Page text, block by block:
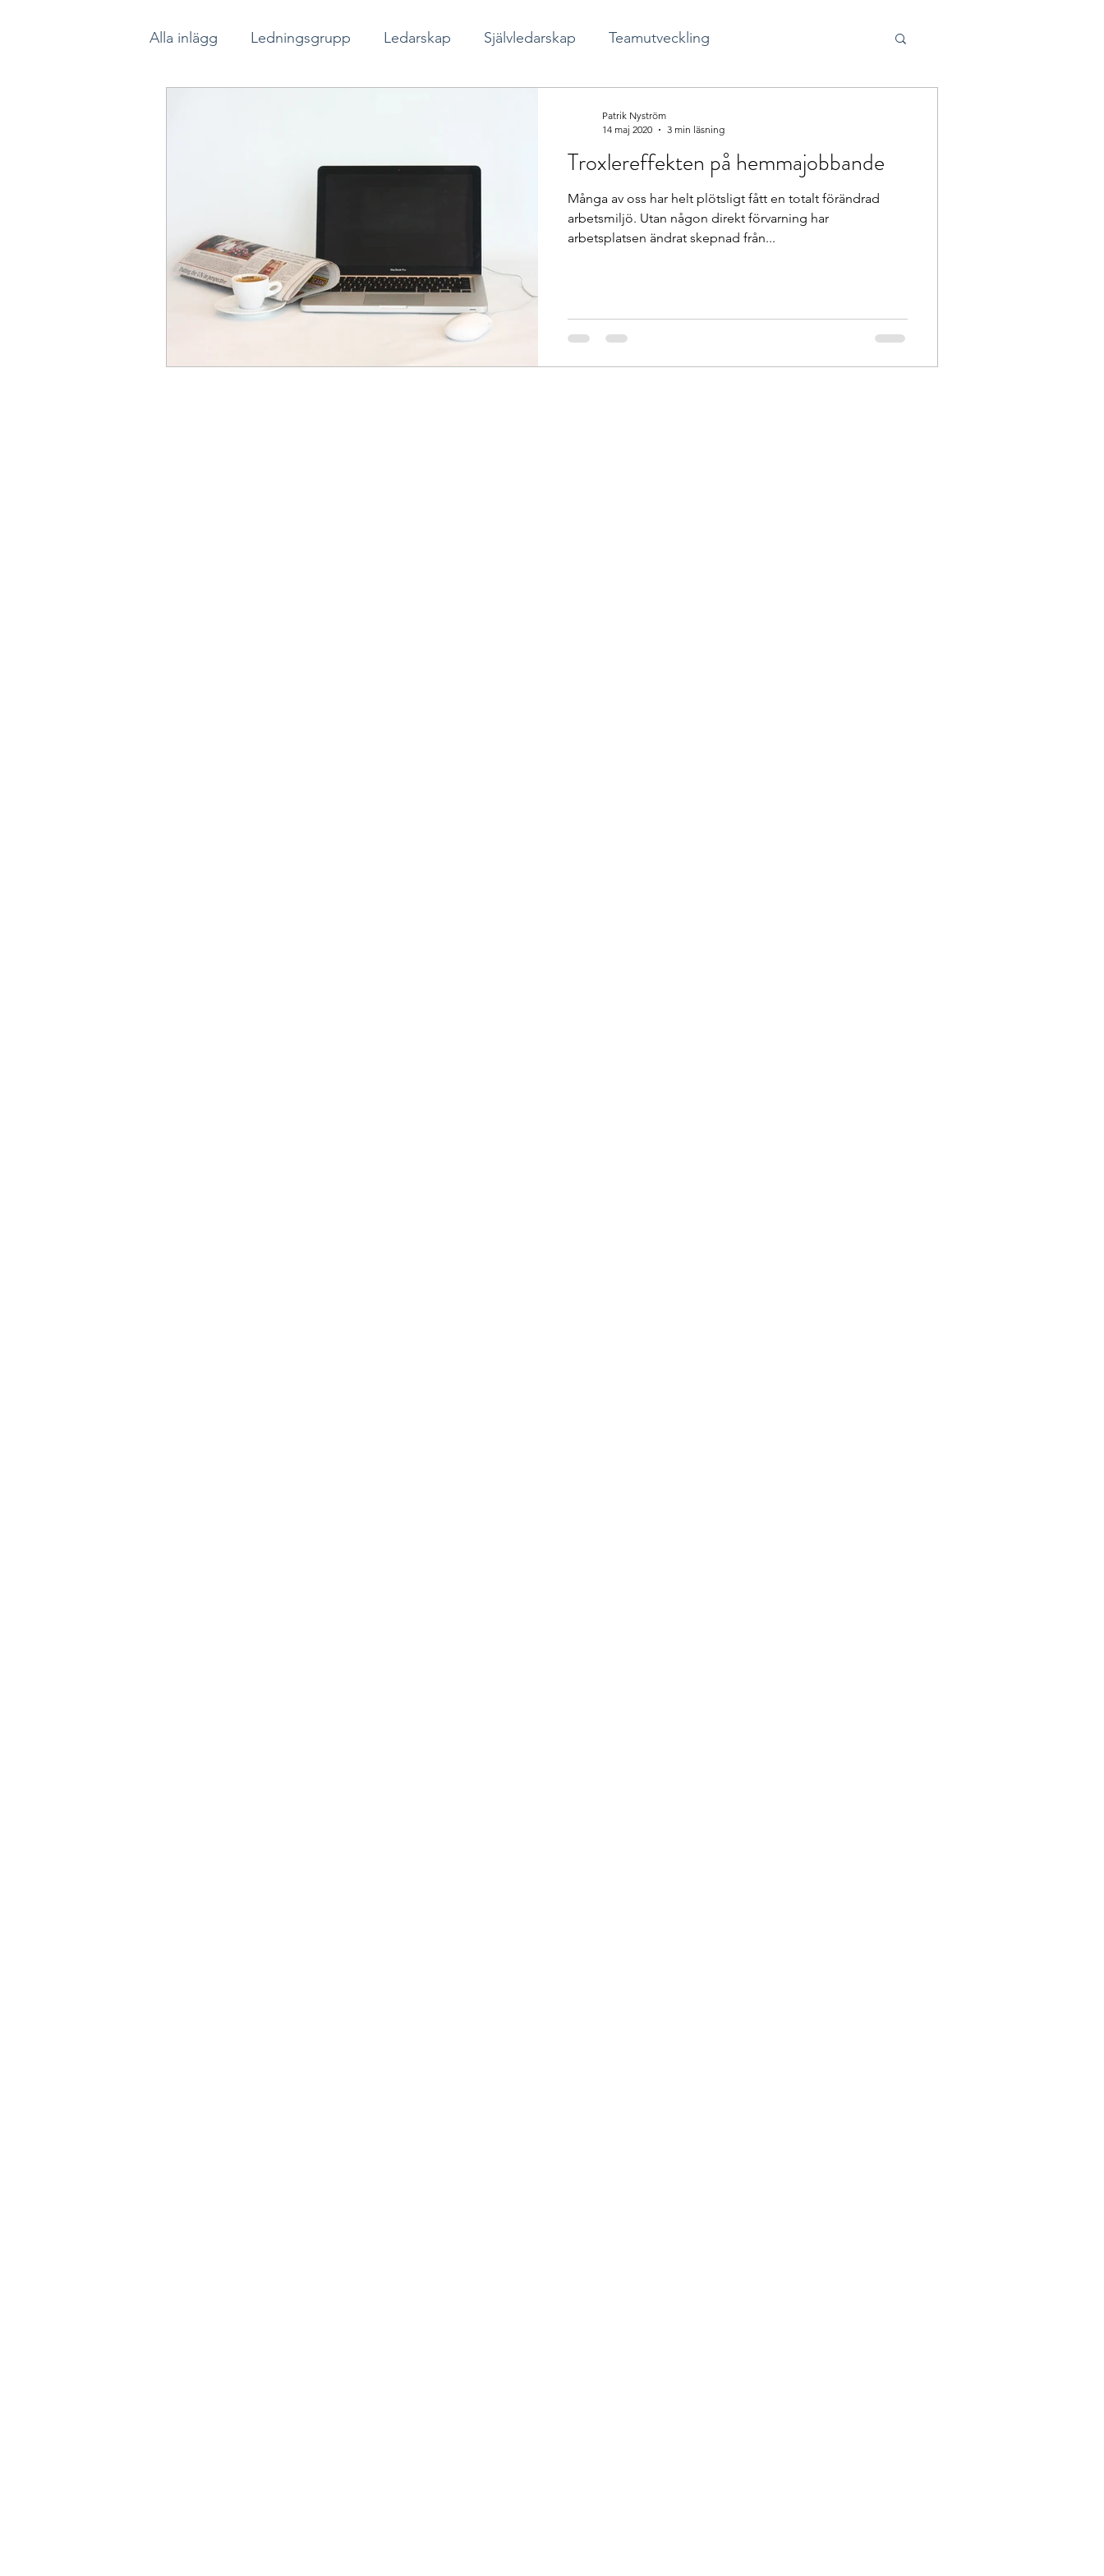
Alla inlägg Ledningsgrupp Ledarskap Självledarskap Teamutveckling
Troxlereffekten på hemmajobbande
Många av oss har helt plötsligt fått en totalt förändrad
arbetsmiljö. Utan någon direkt förvarning har
arbetsplatsen ändrat skepnad från...
Patrik Nyström
14 maj 2020
3 min läsning